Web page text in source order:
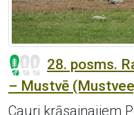
28. posms.
– Mustvē
Cauri krāsainajiem